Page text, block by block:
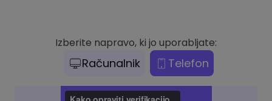
Izberite napravo, ki jo uporabljate:
Računalnik Telefon